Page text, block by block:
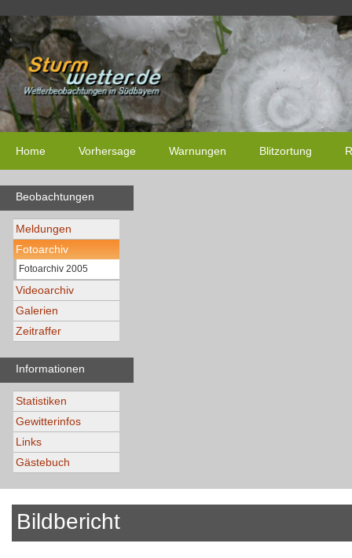
Home Vorhersage Warnungen Blitzortung
Beobachtungen
Meldungen
Fotoarchiv
Fotoarchiv 2005
Videoarchiv
Galerien
Zeitraffer
Informationen
Statistiken
Gewitterinfos
Links
Gästebuch
Bildbericht